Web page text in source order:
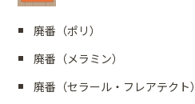
廃番（ポリ）
廃番（メラミン）
廃番（セラール・フレアテクト）